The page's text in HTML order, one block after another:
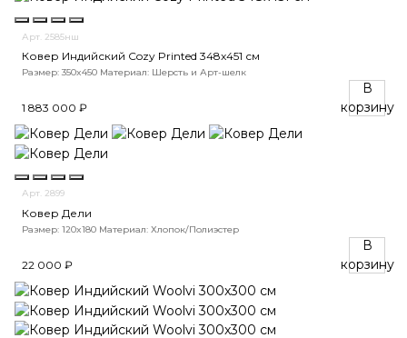
Арт. 2585нш
Ковер Индийский Cozy Printed 348x451 см
Размер: 350x450 Материал: Шерсть и Арт-шелк
1 883 000 ₽
В
корзину
Арт. 2899
Ковер Дели
Размер: 120x180 Материал: Хлопок/Полиэстер
22 000 ₽
В
корзину